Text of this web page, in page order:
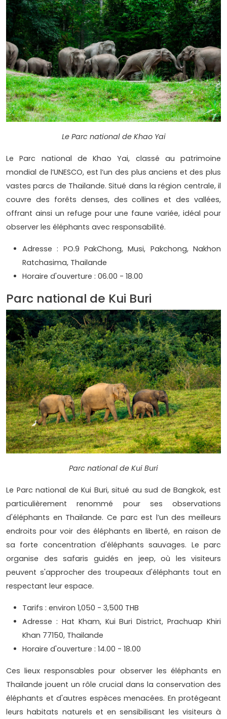
Le Parc national de Khao Yai
Le Parc national de Khao Yai, classé au patrimoine
mondial de l’UNESCO, est l’un des plus anciens et des plus
vastes parcs de Thaïlande. Situé dans la région centrale, il
couvre des forêts denses, des collines et des vallées,
offrant ainsi un refuge pour une faune variée, idéal pour
observer les éléphants avec responsabilité.
Adresse : PO.9 PakChong, Musi, Pakchong, Nakhon
Ratchasima, Thailande
Horaire d'ouverture : 06.00 - 18.00
Parc national de Kui Buri
Parc national de Kui Buri
Le Parc national de Kui Buri, situé au sud de Bangkok, est
particulièrement renommé pour ses observations
d'éléphants en Thaïlande. Ce parc est l’un des meilleurs
endroits pour voir des éléphants en liberté, en raison de
sa forte concentration d'éléphants sauvages. Le parc
organise des safaris guidés en jeep, où les visiteurs
peuvent s'approcher des troupeaux d'éléphants tout en
respectant leur espace.
Tarifs : environ 1,050 - 3,500 THB
Adresse : Hat Kham, Kui Buri District, Prachuap Khiri
Khan 77150, Thailande
Horaire d'ouverture : 14.00 - 18.00
Ces lieux responsables pour observer les éléphants en
Thaïlande jouent un rôle crucial dans la conservation des
éléphants et d'autres espèces menacées. En protégeant
leurs habitats naturels et en sensibilisant les visiteurs à